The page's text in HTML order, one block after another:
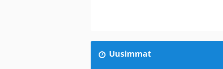
Uusimmat